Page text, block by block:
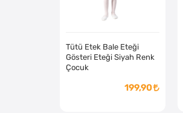
Tütü Etek Bale Eteği
Gösteri Eteği Siyah Renk
Çocuk
199,90